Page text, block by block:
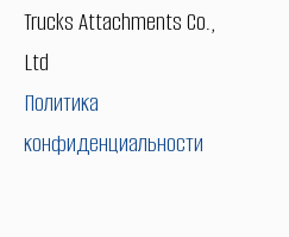
Trucks Attachments Co.,
Ltd
Политика
конфиденциальности